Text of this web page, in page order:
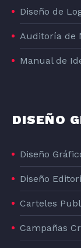
Diseño de
Auditoría de
Manual de
DISEÑO
Diseño
Diseño
Carteles
Campañas